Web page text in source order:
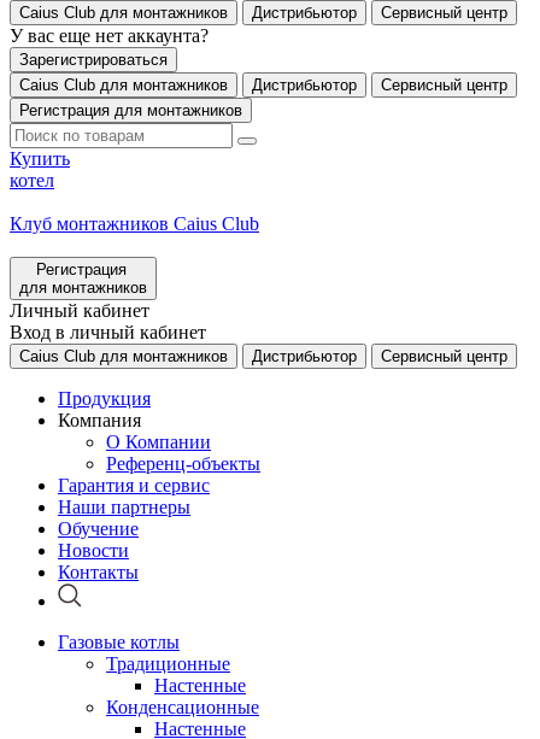
Caius Club для монтажников Дистрибьютор Сервисный центр
У вас еще нет аккаунта?
Зарегистрироваться
Caius Club для монтажников
Дистрибьютор
Сервисный центр
Регистрация для монтажников
Купить
котел
Клуб монтажников Caius Club
Регистрация
для монтажников
Личный кабинет
Вход в личный кабинет
Caius Club для монтажников Дистрибьютор Сервисный центр
Продукция
Компания
О Компании
Референц-объекты
Гарантия и сервис
Наши партнеры
Обучение
Новости
Контакты
Газовые котлы
Традиционные
Настенные
Конденсационные
Настенные